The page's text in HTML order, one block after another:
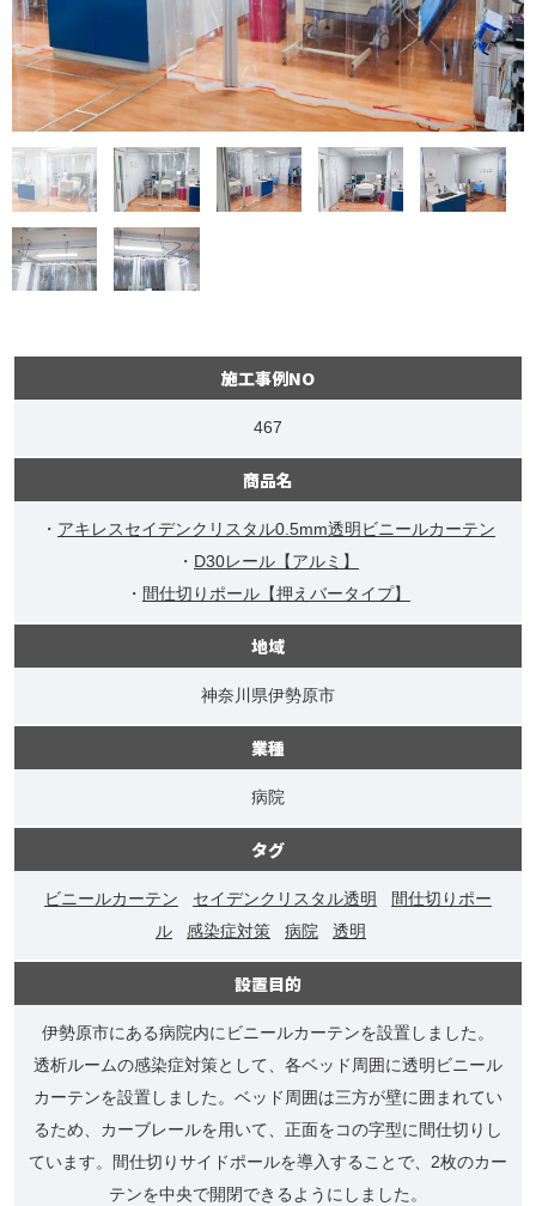
施工事例NO
467
商品名
・ アキレスセイデンクリスタル0.5mm透明ビニールカーテン
・ D30レール【アルミ】
・ 間仕切りポール【押えバータイプ】
地域
神奈川県伊勢原市
業種
病院
タグ
ビニールカーテン セイデンクリスタル透明
間仕切りポー
ル
感染症対策 病院 透明
設置目的
伊勢原市にある病院内にビニールカーテンを設置しました。
透析ルームの感染症対策として、各ベッド周囲に透明ビニール
カーテンを設置しました。ベッド周囲は三方が壁に囲まれてい
るため、カーブレールを用いて、正面をコの字型に間仕切りし
ています。間仕切りサイドポールを導入することで、2枚のカー
テンを中央で開閉できるようにしました。